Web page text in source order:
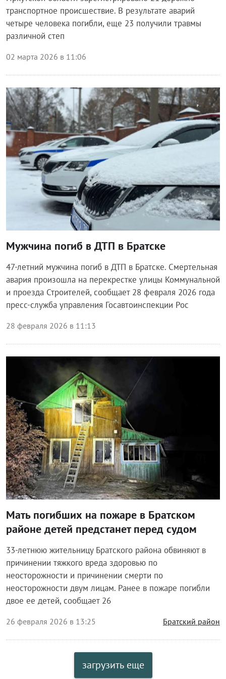
транспортное происшествие. В результате аварий
четыре человека погибли, еще 23 получили травмы
различной степ
02 марта 2026 в 11:06
Происшествия
Мужчина погиб в ДТП в Братске
47-летний мужчина погиб в ДТП в Братске. Смертельная
авария произошла на перекрестке улицы Коммунальной
и проезда Строителей, сообщает 28 февраля 2026 года
пресс-служба управления Госавтоинспекции Рос
28 февраля 2026 в 11:13
Происшествия
Мать погибших на пожаре в Братском
районе детей предстанет перед судом
33-летнюю жительницу Братского района обвиняют в
причинении тяжкого вреда здоровью по
неосторожности и причинении смерти по
неосторожности двум лицам. Ранее в пожаре погибли
двое ее детей, сообщает 26
26 февраля 2026 в 13:25 Братский район
загрузить еще